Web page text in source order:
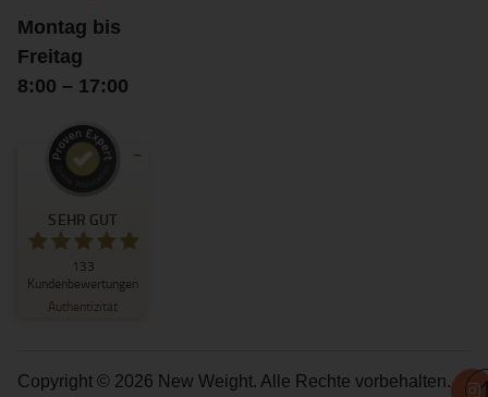
Montag bis
Freitag
8:00 – 17:00
SEHR GUT
133
Kundenbewertungen
Authentizität
Kundenbewertungen und Erfahrungen zu
SEHR GUT
4,84
/
5,00
23.07.2026
Copyright © 2026 New Weight. Alle Rechte vorbehalten.